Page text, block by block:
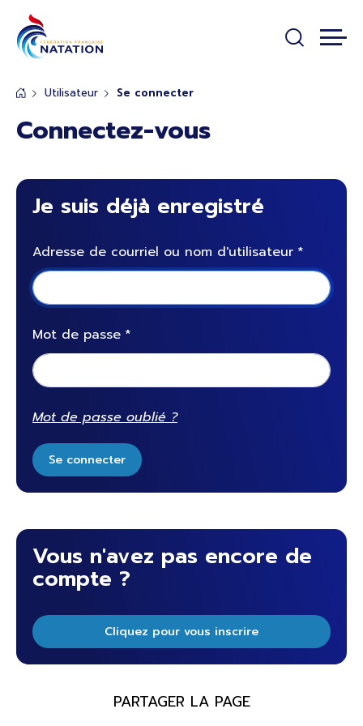
Utilisateur Se connecter
Connectez-vous
Je suis déjà enregistré
Adresse de courriel ou nom d'utilisateur
Mot de passe
Mot de passe oublié ?
Se connecter
Vous n'avez pas encore de
compte ?
Cliquez pour vous inscrire
PARTAGER LA PAGE
Panneau de gestion des cookies